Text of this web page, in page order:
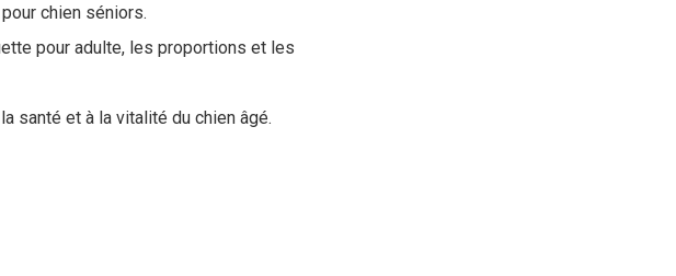
chien séniors.
pour adulte, les proportions et les
santé et à la vitalité du chien âgé.